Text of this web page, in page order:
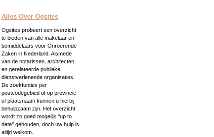
Alles Over Ogsites
Ogsites probeert een overzicht
te bieden van alle makelaar en
bemiddelaars voor Onroerende
Zaken in Nederland. Alsmede
van de notarissen, architecten
en gerelateerde publieke
dienstverlenende organisaties.
De zoekfunties per
postcodegebied of op provincie
of plaatsnaam kunnen u hierbij
behulpzaam zijn. Het overzicht
wordt zo goed mogelijk ''up to
date'' gehouden, doch uw hulp is
altijd welkom.